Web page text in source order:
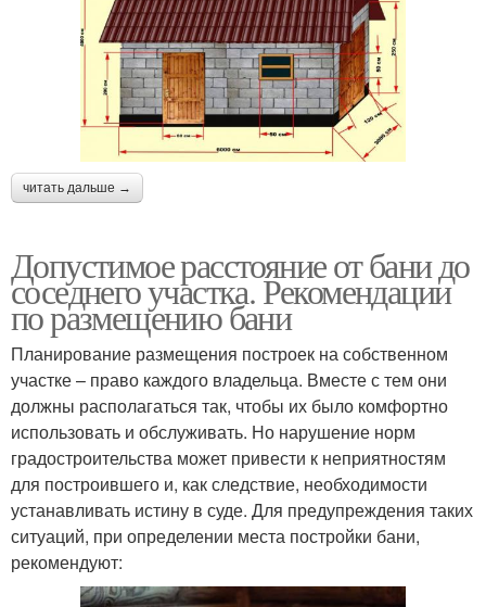
читать дальше →
Допустимое расстояние от бани до
соседнего участка. Рекомендации
по размещению бани
Планирование размещения построек на собственном
участке – право каждого владельца. Вместе с тем они
должны располагаться так, чтобы их было комфортно
использовать и обслуживать. Но нарушение норм
градостроительства может привести к неприятностям
для построившего и, как следствие, необходимости
устанавливать истину в суде. Для предупреждения таких
ситуаций, при определении места постройки бани,
рекомендуют: